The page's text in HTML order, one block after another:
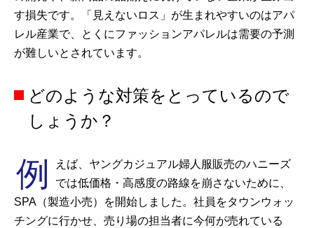
す損失です。「見えないロス」が生まれやすいのはアパ
レル産業で、とくにファッションアパレルは需要の予測
が難しいとされています。
どのような対策をとっているので
しょうか？
例
えば、ヤングカジュアル婦人服販売のハニーズ
では低価格・高感度の路線を崩さないために、
SPA（製造小売）を開始しました。社員をタウンウォッ
チングに行かせ、売り場の担当者に今何が売れている